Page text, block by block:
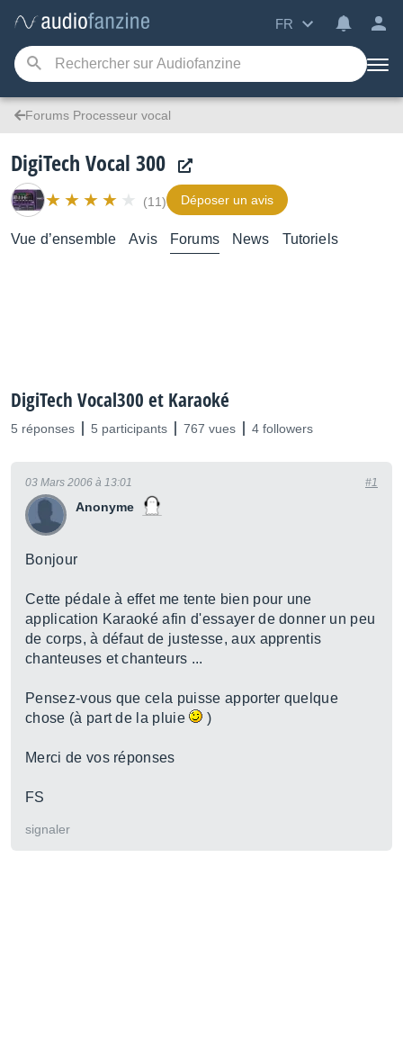
FR
Forums Processeur vocal
DigiTech Vocal 300
(11) Déposer un avis
Vue d’ensemble Avis Forums News Tutoriels
DigiTech Vocal300 et Karaoké
5 réponses 5 participants 767 vues 4 followers
Anonyme
03 Mars 2006 à 13:01 #1
Bonjour
Cette pédale à effet me tente bien pour une
application Karaoké afin d'essayer de donner un peu
de corps, à défaut de justesse, aux apprentis
chanteuses et chanteurs ...
Pensez-vous que cela puisse apporter quelque
chose (à part de la pluie
)
Merci de vos réponses
FS
signaler